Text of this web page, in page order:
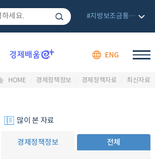
ENG
#지방보조금통합관리망
HOME 경제정책정보 경제정책자료 최신자료
많이 본 자료
경제정책정보 전체